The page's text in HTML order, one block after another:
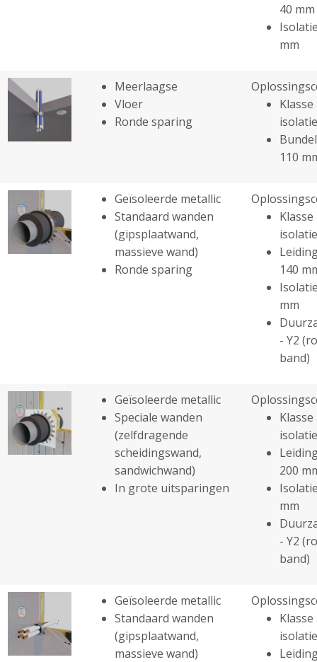
40 mm
mm
Meerlaagse
Vloer
Ronde sparing
110
Geïsoleerde metallic
Standaard wanden
(gipsplaatwand,
massieve wand)
Ronde sparing
140
mm
- Y2
band)
Geïsoleerde metallic
Speciale wanden
(zelfdragende
scheidingswand,
sandwichwand)
In grote uitsparingen
200
mm
- Y2
band)
Geïsoleerde metallic
Standaard wanden
(gipsplaatwand,
massieve wand)